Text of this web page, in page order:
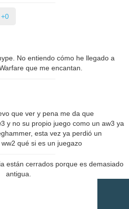
+0
No entiendo cómo he llegado a
que me encantan.
que ver y pena me da que
y no su propio juego como un aw3 ya
esta vez ya perdió un
qué si es un juegazo
están cerrados porque es demasiado
antigua.